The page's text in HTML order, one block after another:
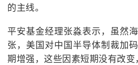
的主线。
平安基金经理张淼表示，虽然
张，美国对中国半导体制裁加
期增强，这些因素短期没有改